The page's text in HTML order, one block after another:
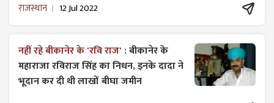
राजस्थान 12 Jul 2022
नहीं रहे बीकानेर के 'रवि राज' :बीकानेर के
महाराजा रविराज सिंह का निधन, इनके दादा ने
भूदान कर दी थी लाखों बीघा जमीन